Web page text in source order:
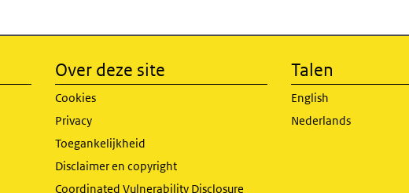
Over deze site
Cookies
Privacy
Toegankelijkheid
Disclaimer en copyright
Coordinated Vulnerability Disclosure
Talen
English
Nederlands